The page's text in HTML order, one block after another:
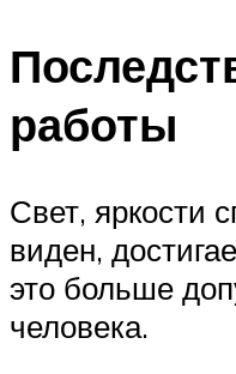
работы
Свет, яркости
виден,
это больше
человека.